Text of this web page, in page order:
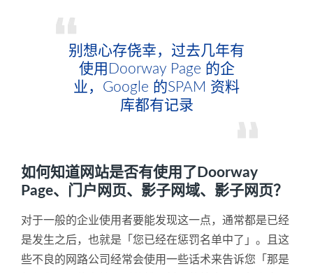
别想心存侥幸，过去几年有
使用Doorway Page 的企
业，Google 的SPAM 资料
库都有记录
如何知道网站是否有使用了Doorway
Page、门户网页、影子网域、影子网页？
对于一般的企业使用者要能发现这一点，通常都是已经
是发生之后，也就是「您已经在惩罚名单中了」。且这
些不良的网路公司经常会使用一些话术来告诉您「那是